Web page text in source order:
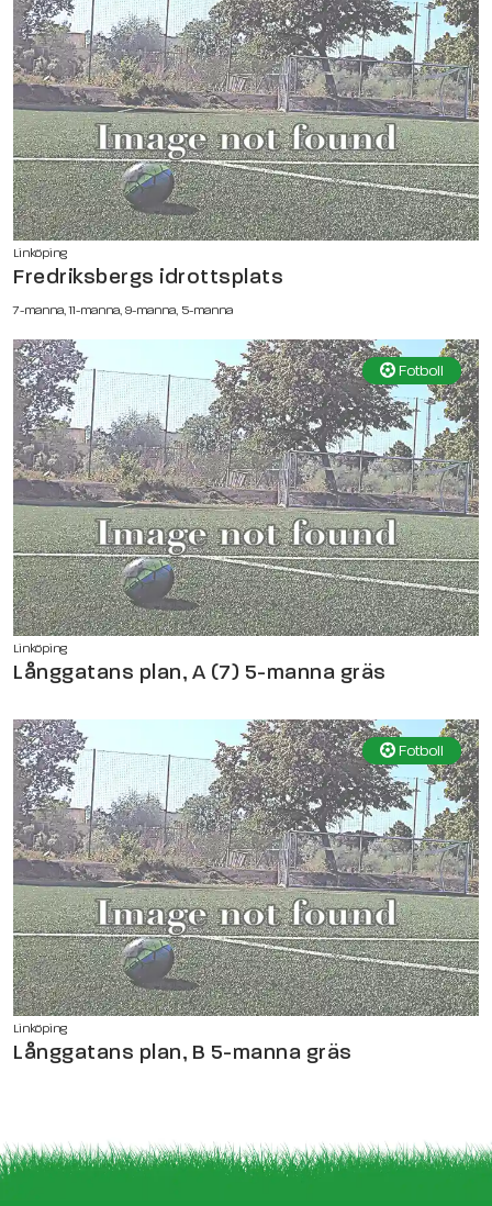
Linköping
Fredriksbergs idrottsplats
7-manna, 11-manna, 9-manna, 5-manna
Fotboll
Linköping
Långgatans plan, A (7) 5-manna gräs
Fotboll
Linköping
Långgatans plan, B 5-manna gräs